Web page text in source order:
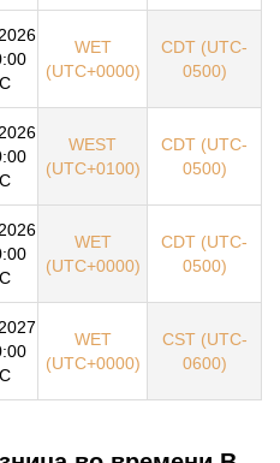
WET
(UTC+0000)
CDT (UTC-
0500)
WEST
(UTC+0100)
CDT (UTC-
0500)
WET
(UTC+0000)
CDT (UTC-
0500)
WET
(UTC+0000)
CST (UTC-
0600)